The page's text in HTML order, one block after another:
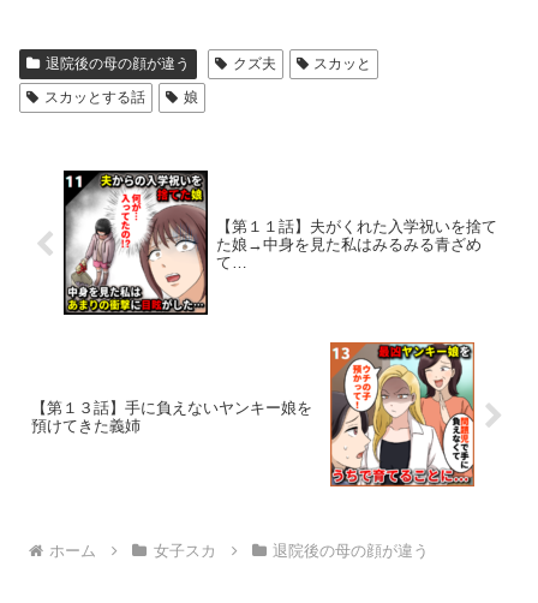
退院後の母の顔が違う クズ夫
スカッと
スカッとする話
娘
【第１１話】夫がくれた入学祝いを捨て
た娘→中身を見た私はみるみる青ざめ
て…
【第１３話】手に負えないヤンキー娘を
預けてきた義姉
ホーム 女子スカ 退院後の母の顔が違う